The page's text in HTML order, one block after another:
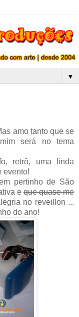
▼
amo tanto que se
será no tema
retrô, uma linda
evento!
pertinho de São
e que quase me
no reveillon ...
do ano!